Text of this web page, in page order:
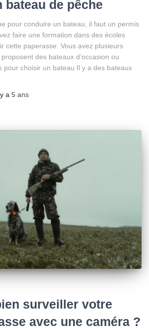
bateau de pêche
pour conduire un bateau, il faut un permis
faire une formation dans des écoles
cette paperasse. Vous avez plusieurs
des bateaux d’occasion ou
pour choisir un bateau Il y a des bateaux
a 5 ans
surveiller votre
avec une caméra ?